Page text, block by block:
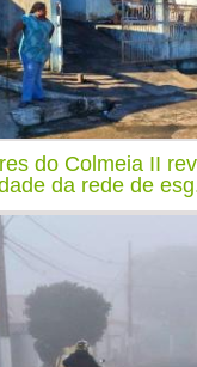
do Colmeia II
da rede de